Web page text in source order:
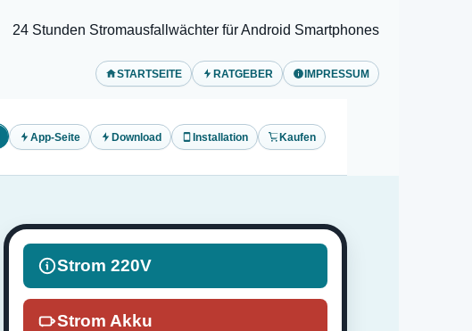
24 Stunden Stromausfallwächter für Android Smartphones
STARTSEITE RATGEBER IMPRESSUM
App-Seite Download Installation Kaufen
Strom 220V
Strom Akku